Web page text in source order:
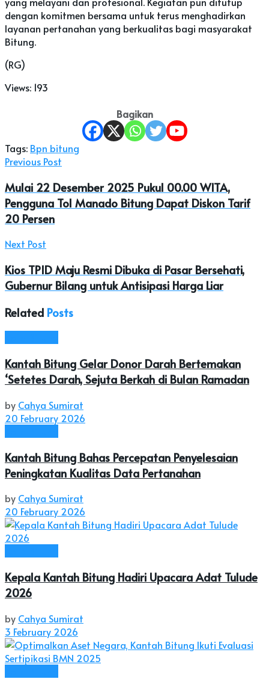
dengan komitmen bersama untuk terus menghadirkan
layanan pertanahan yang berkualitas bagi masyarakat
Bitung.
(RG)
Views: 193
Bagikan
Tags: Bpn bitung
Previous Post
Mulai 22 Desember 2025 Pukul 00.00 WITA,
Pengguna Tol Manado Bitung Dapat Diskon Tarif
20 Persen
Next Post
Kios TPID Maju Resmi Dibuka di Pasar Bersehati,
Gubernur Bilang untuk Antisipasi Harga Liar
Related Posts
Kantah Bitung Gelar Donor Darah Bertemakan
‘Setetes Darah, Sejuta Berkah di Bulan Ramadan
by Cahya Sumirat
20 February 2026
Kantah Bitung Bahas Percepatan Penyelesaian
Peningkatan Kualitas Data Pertanahan
by Cahya Sumirat
20 February 2026
Kepala Kantah Bitung Hadiri Upacara Adat Tulude
2026
by Cahya Sumirat
3 February 2026